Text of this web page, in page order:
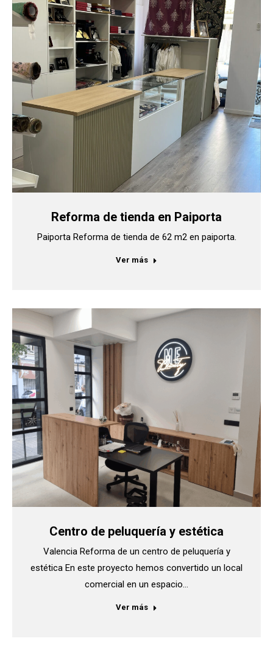
Reforma de tienda en Paiporta
Paiporta Reforma de tienda de 62 m2 en paiporta.
Ver más
Centro de peluquería y estética
Valencia Reforma de un centro de peluquería y
estética En este proyecto hemos convertido un local
comercial en un espacio…
Ver más